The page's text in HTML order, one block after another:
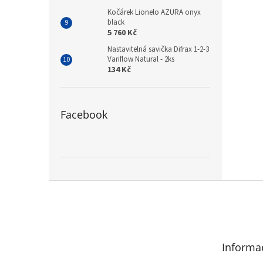
Kočárek Lionelo AZURA onyx
black
5 760 Kč
Nastavitelná savička Difrax 1-2-3
Variflow Natural - 2ks
134 Kč
Facebook